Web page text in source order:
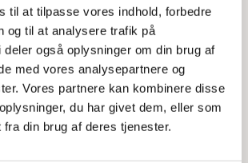
til at tilpasse vores indhold, forbedre
og til at analysere trafik på
deler også oplysninger om din brug af
med vores analysepartnere og
Vores partnere kan kombinere disse
du har givet dem, eller som
din brug af deres tjenester.
puls og vægt og besvarer
Du kan selv følge
de bliver også gennemgået ugentligt
sygeplejerske.
sygeplejerske kontakter dig, hvis
fra det aftalte, og du har også selv